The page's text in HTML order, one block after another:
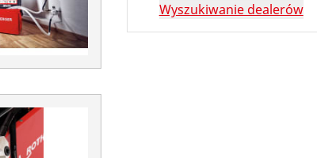
Wyszukiwanie dealerów